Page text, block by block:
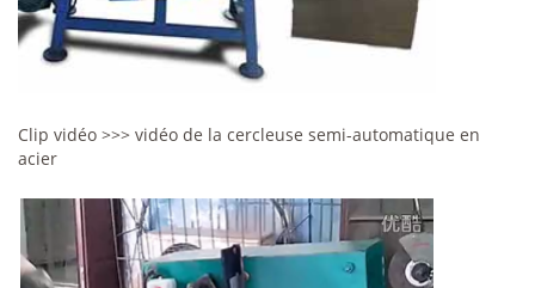
Clip vidéo >>> vidéo de la cercleuse semi-automatique en
acier